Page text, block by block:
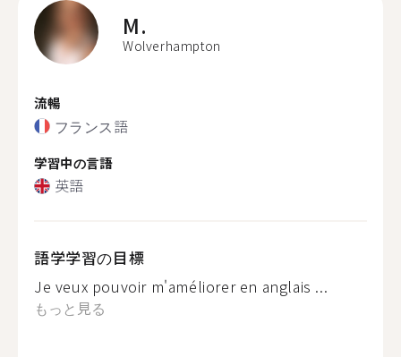
M.
Wolverhampton
流暢
フランス語
学習中の言語
英語
語学学習の目標
Je veux pouvoir m'améliorer en anglais ...
もっと見る